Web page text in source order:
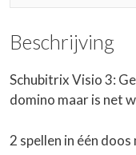
Beschrijving
Schubitrix Visio 3:
domino maar is net
2 spellen in één